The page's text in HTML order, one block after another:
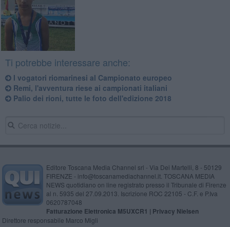
Ti potrebbe interessare anche:
I vogatori riomarinesi al Campionato europeo
Remi, l'avventura riese ai campionati italiani
Palio dei rioni, tutte le foto dell'edizione 2018
Editore Toscana Media Channel srl - Via Dei Martelli, 8 - 50129
FIRENZE - info@toscanamediachannel.it. TOSCANA MEDIA
NEWS quotidiano on line registrato presso il Tribunale di Firenze
al n. 5935 del 27.09.2013. Iscrizione ROC 22105 - C.F. e P.Iva
0620787048
Fatturazione Elettronica M5UXCR1 | Privacy Nielsen
Direttore responsabile Marco Migli